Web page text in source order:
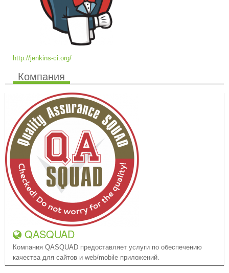
http://jenkins-ci.org/
Компания
QASQUAD
Компания QASQUAD предоставляет услуги по обеспечению
качества для сайтов и web/mobile приложений.